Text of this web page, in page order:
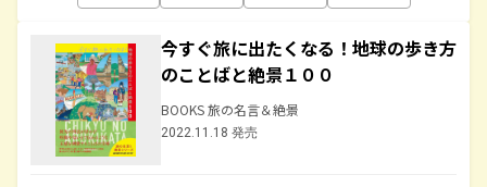
今すぐ旅に出たくなる！地球の歩き方
のことばと絶景１００
BOOKS 旅の名言＆絶景
2022.11.18 発売